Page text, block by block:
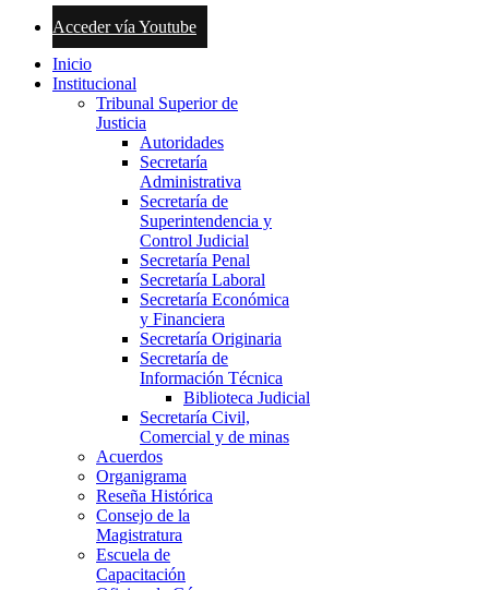
Acceder vía Youtube
Inicio
Institucional
Tribunal Superior de
Justicia
Autoridades
Secretaría
Administrativa
Secretaría de
Superintendencia y
Control Judicial
Secretaría Penal
Secretaría Laboral
Secretaría Económica
y Financiera
Secretaría Originaria
Secretaría de
Información Técnica
Biblioteca Judicial
Secretaría Civil,
Comercial y de minas
Acuerdos
Organigrama
Reseña Histórica
Consejo de la
Magistratura
Escuela de
Capacitación